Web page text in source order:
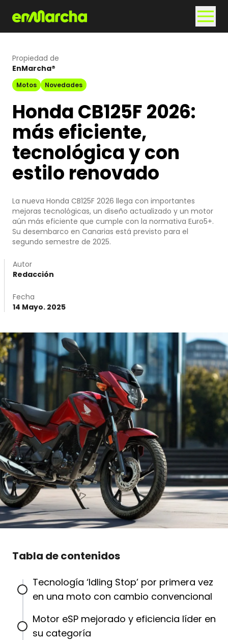
Propiedad de
EnMarcha®
Motos Novedades
Honda CB125F 2026:
más eficiente,
tecnológica y con
estilo renovado
La nueva Honda CB125F 2026 llega con importantes
mejoras tecnológicas, un diseño actualizado y un motor
aún más eficiente que cumple con la normativa Euro5+.
Su desembarco en Canarias está previsto para el
segundo semestre de 2025.
Autor
Redacción
Fecha
14 Mayo. 2025
Tabla de contenidos
Tecnología ‘Idling Stop’ por primera vez
en una moto con cambio convencional
Motor eSP mejorado y eficiencia líder en
su categoría